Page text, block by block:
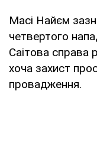
Масі Найєм
четвертого
Саітова справа
хоча захист
провадження.